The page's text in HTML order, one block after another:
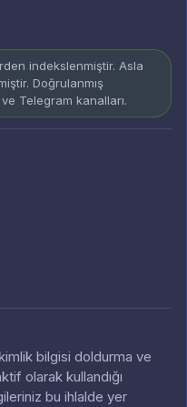
indekslenmiştir. Asla
Doğrulanmış
Telegram kanalları.
kimlik bilgisi doldurma ve
olarak kullandığı
bu ihlalde yer